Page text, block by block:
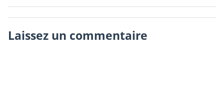
Laissez un commentaire